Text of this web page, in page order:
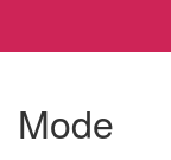
Mode